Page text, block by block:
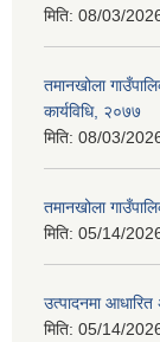
मिति: 08/03/
तमानखोला
कार्यविधि, २०७७
मिति: 08/03/
तमानखोला
मिति: 05/14/
उत्पादनमा
मिति: 05/14/